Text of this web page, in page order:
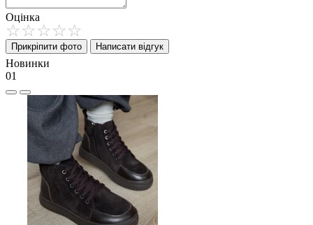
Оцінка
Прикріпити фото Написати відгук
Новинки
01